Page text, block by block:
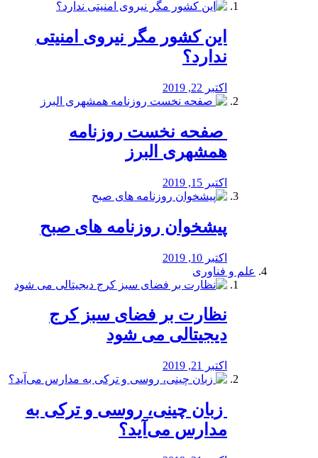
این کشور مگر نیروی امنیتی
ندارد؟
اکتبر 22, 2019
️ صفحه نخست روزنامه‌
همشهری البرز
اکتبر 15, 2019
پیشخوان روزنامه های صبح
اکتبر 10, 2019
علم و فناوری
نظارت بر فضای سبز کرج
دیجیتالی می شود
اکتبر 21, 2019
️ زبان چینی، روسی و ترکی به
مدارس می‌آید؟